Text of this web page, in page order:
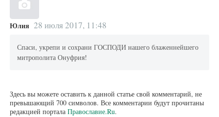
Юлия 28 июля 2017, 11:48
Спаси, укрепи и сохрани ГОСПОДИ нашего блаженнейшего
митрополита Онуфрия!
Здесь вы можете оставить к данной статье свой комментарий, не
превышающий 700 символов. Все комментарии будут прочитаны
редакцией портала Православие.Ru.